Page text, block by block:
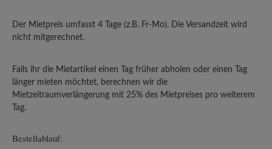
Der Mietpreis umfasst 4 Tage (z.B. Fr-Mo). Die Versandzeit wird
nicht mitgerechnet.
Falls ihr die Mietartikel einen Tag früher abholen oder einen Tag
länger mieten möchtet, berechnen wir die
Mietzeitraumverlängerung mit 25% des Mietpreises pro weiterem
Tag.
Bestellablauf: